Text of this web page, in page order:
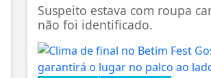
Suspeito estava com roupa
não foi identificado.